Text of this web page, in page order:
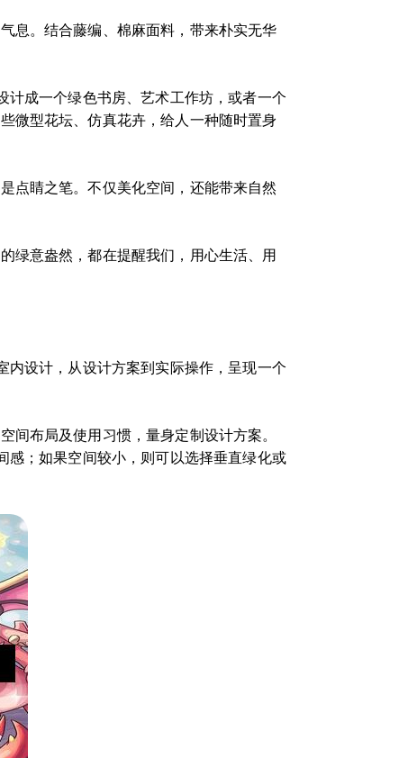
息。结合藤编、棉麻面料，带来朴实无华
计成一个绿色书房、艺术工作坊，或者一个
微型花坛、仿真花卉，给人一种随时置身
点睛之笔。不仅美化空间，还能带来自然
绿意盎然，都在提醒我们，用心生活、用
内设计，从设计方案到实际操作，呈现一个
间布局及使用习惯，量身定制设计方案。
感；如果空间较小，则可以选择垂直绿化或